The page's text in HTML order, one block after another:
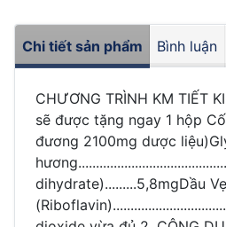
Chi tiết sản phẩm Bình luận
CHƯƠNG TRÌNH KM TIẾT
sẽ được tặng ngay 1 hộp
đương 2100mg dược
dihydrate).........5,8mgDầu